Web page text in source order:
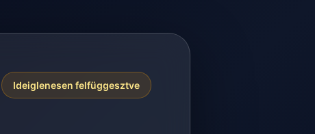
Ideiglenesen felfüggesztve